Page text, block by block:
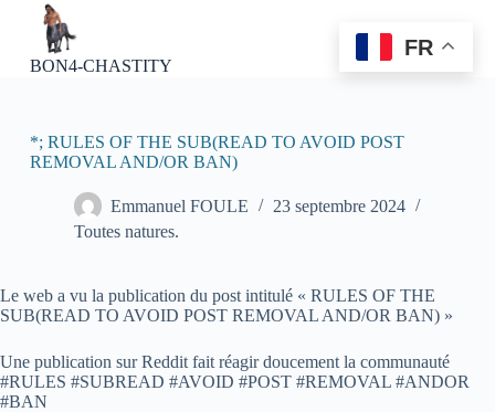
u
u
BON4-CHASTITY
*; RULES OF THE SUB(READ TO AVOID POST
REMOVAL AND/OR BAN)
Emmanuel FOULE
23 septembre 2024
Toutes natures.
Le web a vu la publication du post intitulé « RULES OF THE
SUB(READ TO AVOID POST REMOVAL AND/OR BAN) »
Une publication sur Reddit fait réagir doucement la communauté
#RULES #SUBREAD #AVOID #POST #REMOVAL #ANDOR
#BAN
FR